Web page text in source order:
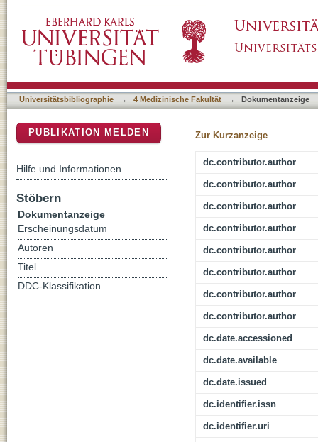
Gabon
Universitätsbibliographie → 4 Medizinische Fakultät → Dokumentanzeige
Zur Kurzanzeige
dc.contributor.author
dc.contributor.author
dc.contributor.author
dc.contributor.author
dc.contributor.author
dc.contributor.author
dc.contributor.author
dc.contributor.author
dc.date.accessioned
dc.date.available
dc.date.issued
dc.identifier.issn
dc.identifier.uri
PUBLIKATION MELDEN
Hilfe und Informationen
Stöbern
Dokumentanzeige
Erscheinungsdatum
Autoren
Titel
DDC-Klassifikation